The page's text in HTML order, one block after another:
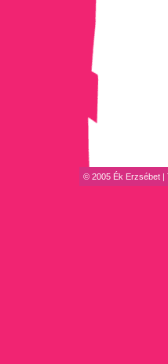
© 2005 Ék Erzsébet |